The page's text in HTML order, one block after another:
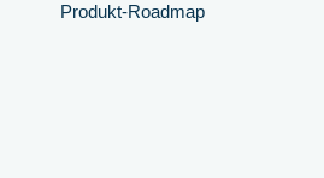
Produkt-Roadmap